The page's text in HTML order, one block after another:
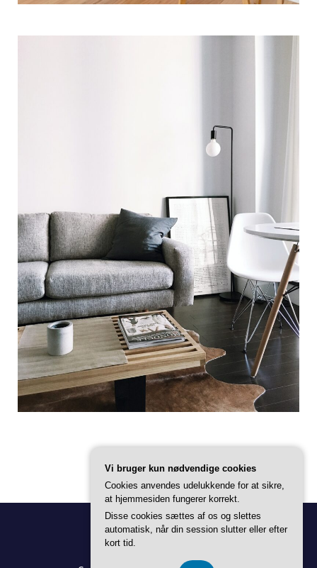
Vi bruger kun nødvendige cookies
Cookies anvendes udelukkende for at sikre,
at hjemmesiden fungerer korrekt.
Disse cookies sættes af os og slettes
automatisk, når din session slutter eller efter
kort tid.